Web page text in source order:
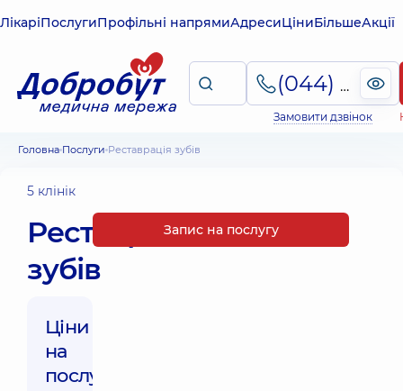
ЛікаріПослугиПрофільні напрямиАдресиЦіниБільшеАкції
(044) 495-2-888
Замовити дзвінок
Головна Послуги Реставрація зубів
5 клінік
Реставрація
зубів
Ціни
на
послуги:
Запис на послугу